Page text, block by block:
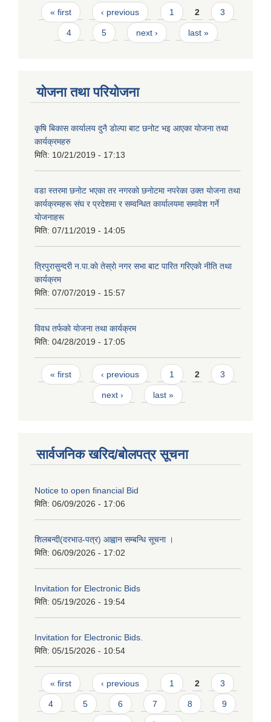
Pages
« first ‹ previous 1 2 3
4 5 next › last »
योजना तथा परियोजना
कृषि बिकास कार्यालय दुनै डोल्पा बाट छनोट भइ आएका योजना तथा
कार्यक्रमहरु
मिति: 10/21/2019 - 17:13
वडा स्तरमा छनाेट भएका तर नगरकाे छनाेटमा नपरेका उक्त याेजना तथा
कार्यक्रमहरू संघ र प्रदेशमा र सम्वन्धित कार्यालयमा समावेश गर्ने
याेजनाहरू
मिति: 07/11/2019 - 14:05
त्रिपुरासुन्दरी न.पा.काे तेस्राे नगर सभा बाट पारित गरिएकाे नीति तथा
कार्यक्रम
मिति: 07/07/2019 - 15:57
विवध तर्फकाे याेजना तथा कार्यक्रम
मिति: 04/28/2019 - 17:05
Pages
« first ‹ previous 1 2 3
next › last »
सार्वजनिक खरिद/बोलपत्र सूचना
Notice to open financial Bid
मिति: 06/09/2026 - 17:06
शिलबन्दी(दरभाउ-पत्र) आह्वान सम्बन्धि सूचना ।
मिति: 06/09/2026 - 17:02
Invitation for Electronic Bids
मिति: 05/19/2026 - 19:54
Invitation for Electronic Bids.
मिति: 05/15/2026 - 10:54
Pages
« first ‹ previous 1 2 3
4 5 6 7 8 9